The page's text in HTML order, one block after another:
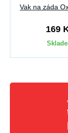
Vak na záda
169